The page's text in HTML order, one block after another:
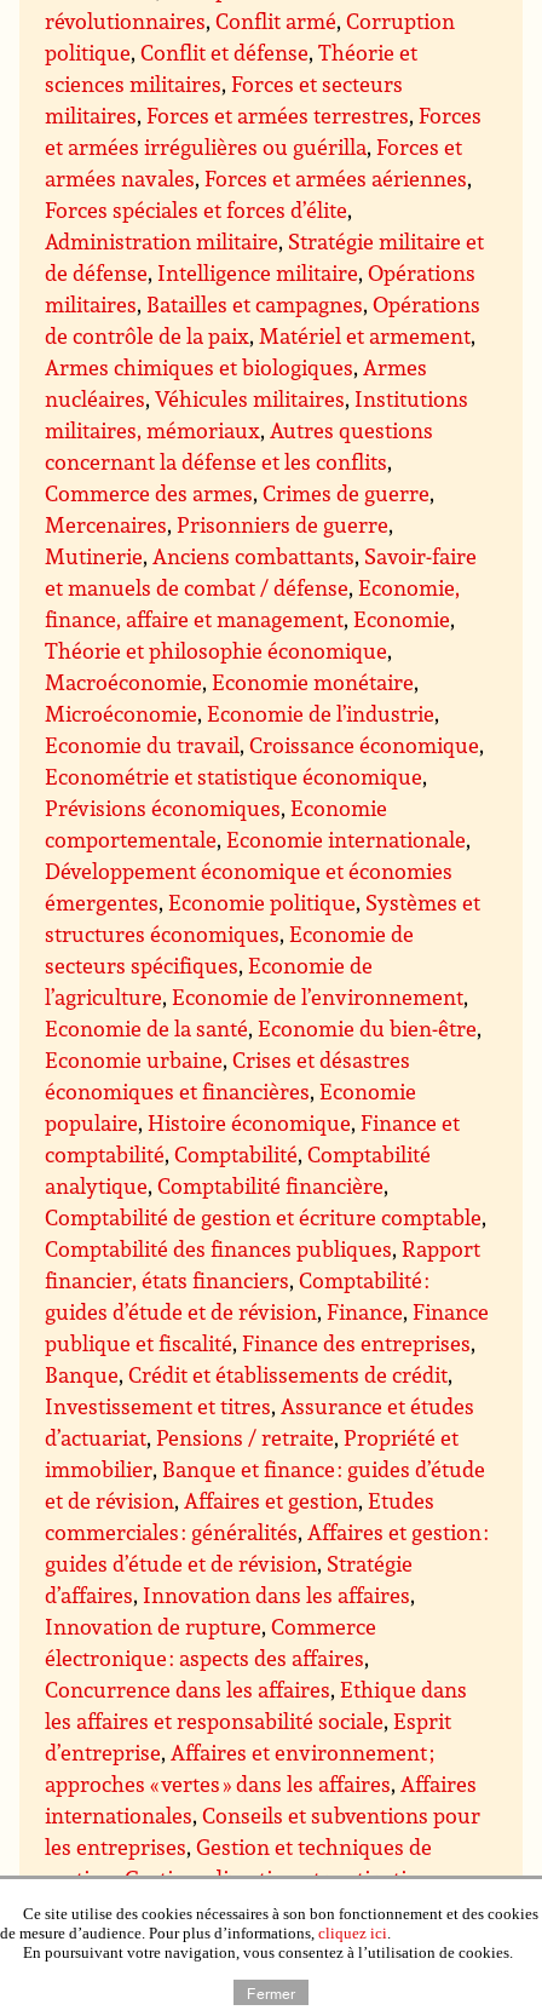
révolutionnaires,Conflit armé,Corruption
politique,Conflit et défense,Théorie et
sciences militaires,Forces et secteurs
militaires,Forces et armées terrestres,Forces
et armées irrégulières ou guérilla,Forces et
armées navales,Forces et armées aériennes,
Forces spéciales et forces d’élite,
Administration militaire, Stratégie militaire et
de défense, Intelligence militaire,Opérations
militaires, Batailles et campagnes,Opérations
de contrôle de la paix,Matériel et armement,
Armes chimiques et biologiques,Armes
nucléaires,Véhicules militaires, Institutions
militaires, mémoriaux,Autres questions
concernant la défense et les conflits,
Commerce des armes,Crimes de guerre,
Mercenaires,Prisonniers de guerre,
Mutinerie,Anciens combattants, Savoir-faire
et manuels de combat / défense,Economie,
finance, affaire et management,Economie,
Théorie et philosophie économique,
Macroéconomie,Economie monétaire,
Microéconomie,Economie de l’industrie,
Economie du travail,Croissance économique,
Econométrie et statistique économique,
Prévisions économiques,Economie
comportementale,Economie internationale,
Développement économique et économies
émergentes,Economie politique, Systèmes et
structures économiques,Economie de
secteurs spécifiques,Economie de
l’agriculture,Economie de l’environnement,
Economie de la santé,Economie du bien-être,
Economie urbaine,Crises et désastres
économiques et financières,Economie
populaire,Histoire économique,Finance et
comptabilité,Comptabilité,Comptabilité
analytique,Comptabilité financière,
Comptabilité de gestion et écriture comptable,
Comptabilité des finances publiques,Rapport
financier, états financiers,Comptabilité :
guides d’étude et de révision,Finance,Finance
publique et fiscalité,Finance des entreprises,
Banque,Crédit et établissements de crédit,
Investissement et titres,Assurance et études
d’actuariat,Pensions / retraite,Propriété et
immobilier, Banque et finance : guides d’étude
et de révision,Affaires et gestion,Etudes
commerciales : généralités,Affaires et gestion :
guides d’étude et de révision, Stratégie
d’affaires, Innovation dans les affaires,
Innovation de rupture,Commerce
électronique : aspects des affaires,
Concurrence dans les affaires,Ethique dans
les affaires et responsabilité sociale,Esprit
d’entreprise,Affaires et environnement ;
approches « vertes » dans les affaires,Affaires
internationales,Conseils et subventions pour
les entreprises,Gestion et techniques de
gestion,Gestion : direction et motivation,
Gestion des prises de décision,Gestion du
savoir,Gestion des projets,Assurance qualité
Gestion du temps
domaines particuliers,Gestion budgétaire et
Ce site utilise des cookies nécessaires à son bon fonctionnement et des cookies
de mesure d’audience. Pour plus d’informations, cliquez ici.
En poursuivant votre navigation, vous consentez à l’utilisation de cookies.
Fermer